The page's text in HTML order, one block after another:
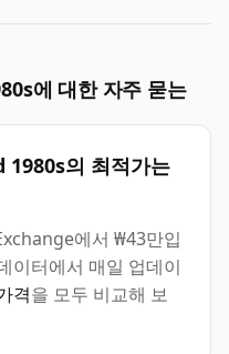
에 대한 자주 묻는
의 최적가는
에서 ₩43만입
이터에서 매일 업데이
격을 모두 비교해 보